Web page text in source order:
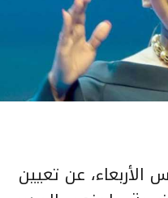
عن تعيين